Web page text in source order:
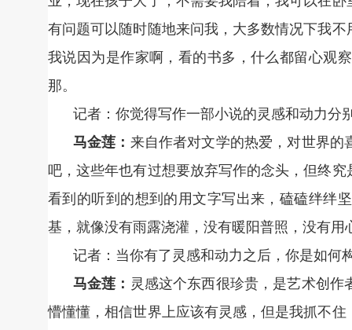
有问题可以随时随地来问我，大多数情况下我
我说因为是作家啊，看的书多，什么都留心观
那。
记者：你觉得写作一部小说的灵感和动力分
马金莲： 来自作者对文学的热爱，对世界
吧，这些年也有过想要放弃写作的念头，但终
看到的听到的想到的用文字写出来，磕磕绊绊
基，就像没有雨露浇灌，没有暖阳普照，没有
记者：当你有了灵感和动力之后，你是如何
马金莲： 灵感这个东西很珍贵，是艺术创
懵懂懂，相信世界上应该有灵感，但是我抓不